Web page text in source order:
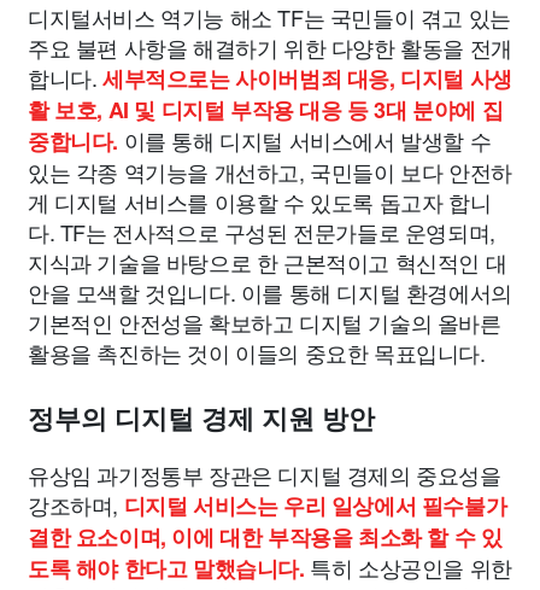
디지털서비스 역기능 해소 TF는 국민들이 겪고 있는
주요 불편 사항을 해결하기 위한 다양한 활동을 전개
합니다.세부적으로는 사이버범죄 대응, 디지털 사생
활 보호, AI 및 디지털 부작용 대응 등 3대 분야에 집
중합니다. 이를 통해 디지털 서비스에서 발생할 수
있는 각종 역기능을 개선하고, 국민들이 보다 안전하
게 디지털 서비스를 이용할 수 있도록 돕고자 합니
다. TF는 전사적으로 구성된 전문가들로 운영되며,
지식과 기술을 바탕으로 한 근본적이고 혁신적인 대
안을 모색할 것입니다. 이를 통해 디지털 환경에서의
기본적인 안전성을 확보하고 디지털 기술의 올바른
활용을 촉진하는 것이 이들의 중요한 목표입니다.
정부의 디지털 경제 지원 방안
유상임 과기정통부 장관은 디지털 경제의 중요성을
강조하며, 디지털 서비스는 우리 일상에서 필수불가
결한 요소이며, 이에 대한 부작용을 최소화 할 수 있
도록 해야 한다고 말했습니다. 특히 소상공인을 위한